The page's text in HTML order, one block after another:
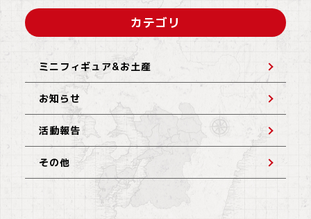
カテゴリ
ミニフィギュア&お土産
お知らせ
活動報告
その他